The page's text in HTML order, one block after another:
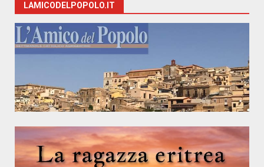
LAMICODELPOPOLO.IT